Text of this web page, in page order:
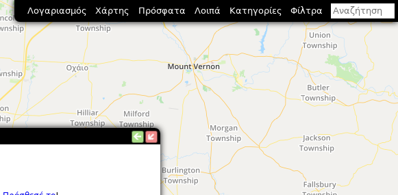
Λογαριασμός Χάρτης Πρόσφατα Λοιπά Κατηγορίες Φίλτρα